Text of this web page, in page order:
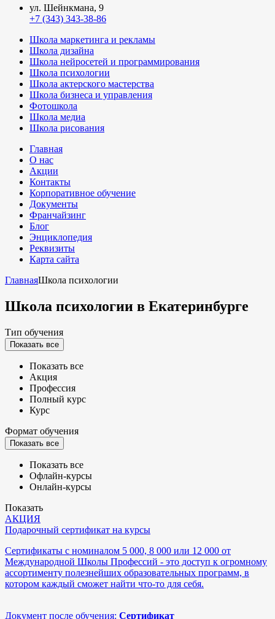
ул. Шейнкмана, 9
+7 (343) 343-38-86
Школа маркетинга и рекламы
Школа дизайна
Школа нейросетей и программирования
Школа психологии
Школа актерского мастерства
Школа бизнеса и управления
Фотошкола
Школа медиа
Школа рисования
Главная
О нас
Акции
Контакты
Корпоративное обучение
Документы
Франчайзинг
Блог
Энциклопедия
Реквизиты
Карта сайта
ГлавнаяШкола психологии
Школа психологии в Екатеринбурге
Тип обучения
Показать все
Показать все
Акция
Профессия
Полный курс
Курс
Формат обучения
Показать все
Показать все
Офлайн-курсы
Онлайн-курсы
Показать
АКЦИЯ
Подарочный сертификат на курсы
Сертификаты с номиналом 5 000, 8 000 или 12 000 от
Международной Школы Профессий - это доступ к огромному
ассортименту полезнейших образовательных программ, в
котором каждый сможет найти что-то для себя.
Документ после обучения: Сертификат